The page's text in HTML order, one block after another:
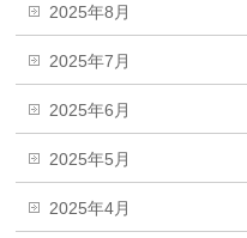
2025年8月
2025年7月
2025年6月
2025年5月
2025年4月